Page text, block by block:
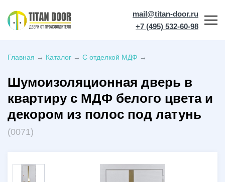
mail@titan-door.ru
+7 (495) 532-60-98
Главная → Каталог → С отделкой МДФ →
Шумоизоляционная дверь в
квартиру с МДФ белого цвета и
декором из полос под латунь
(0071)